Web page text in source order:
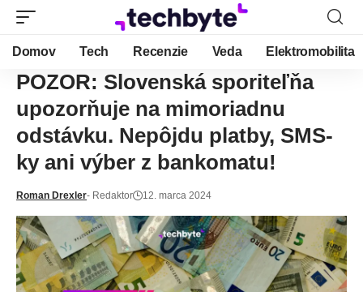
Domov Tech Recenzie Veda Elektromobilita
POZOR: Slovenská sporiteľňa
upozorňuje na mimoriadnu
odstávku. Nepôjdu platby, SMS-
ky ani výber z bankomatu!
Roman Drexler- Redaktor 12. marca 2024